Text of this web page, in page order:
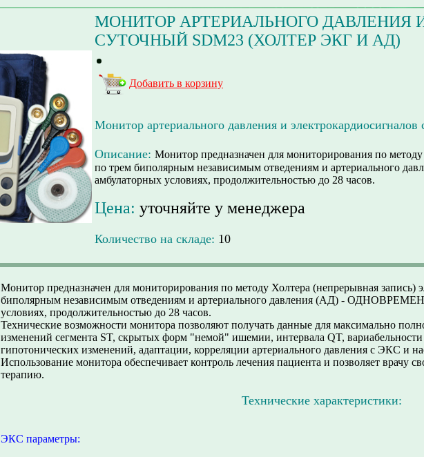
МОНИТОР АРТЕРИАЛЬНОГО ДАВЛЕНИЯ
СУТОЧНЫЙ SDM23 (ХОЛТЕР ЭКГ И АД)
Добавить в корзину
Монитор артериального давления и
Описание: Монитор предназначен для мониторирования по
по трем биполярным независимым отведениям и
амбулаторных условиях, продолжительностью до 28 часов.
Цена: уточняйте у менеджера
Количество на складе: 10
Монитор предназначен для мониторирования по методу Холтера (непрерывная запись)
биполярным независимым отведениям и артериального давления (АД) -
условиях, продолжительностью до 28 часов.
Технические возможности монитора позволяют получать данные для максимально
изменений сегмента ST, скрытых форм "немой" ишемии, интервала QT,
гипотонических изменений, адаптации, корреляции артериального давления с ЭКС и
Использование монитора обеспечивает контроль лечения пациента и позволяет врачу
терапию.
Технические характеристики:
ЭКС параметры: